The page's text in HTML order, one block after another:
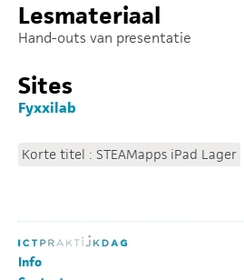
Lesmateriaal
Hand-outs van presentatie
Sites
Fyxxilab
Korte titel : STEAMapps iPad Lager
Info